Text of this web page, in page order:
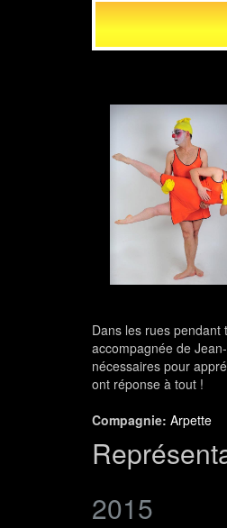
Dans les rues
accompagnée de
nécessaires pour
ont réponse à tout !
Compagnie: Arpette
2015